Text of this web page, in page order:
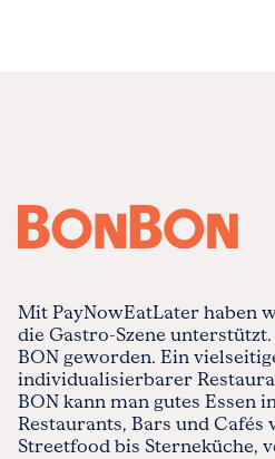
Mit PayNowEatLater haben
die Gastro-Szene
BON geworden. Ein
individualisierbarer
BON kann man gutes Essen
Restaurants, Bars und Cafés
Streetfood bis Sterneküche,